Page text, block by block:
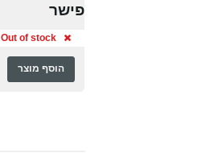
פישר
Out of stock
הוסף מוצר